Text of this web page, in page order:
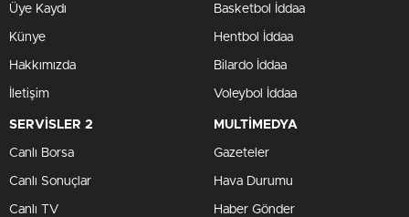
Üye Kaydı
Künye
Hakkımızda
İletişim
Basketbol İddaa
Hentbol İddaa
Bilardo İddaa
Voleybol İddaa
SERVİSLER 2
Canlı Borsa
Canlı Sonuçlar
Canlı TV
MULTİMEDYA
Gazeteler
Hava Durumu
Haber Gönder